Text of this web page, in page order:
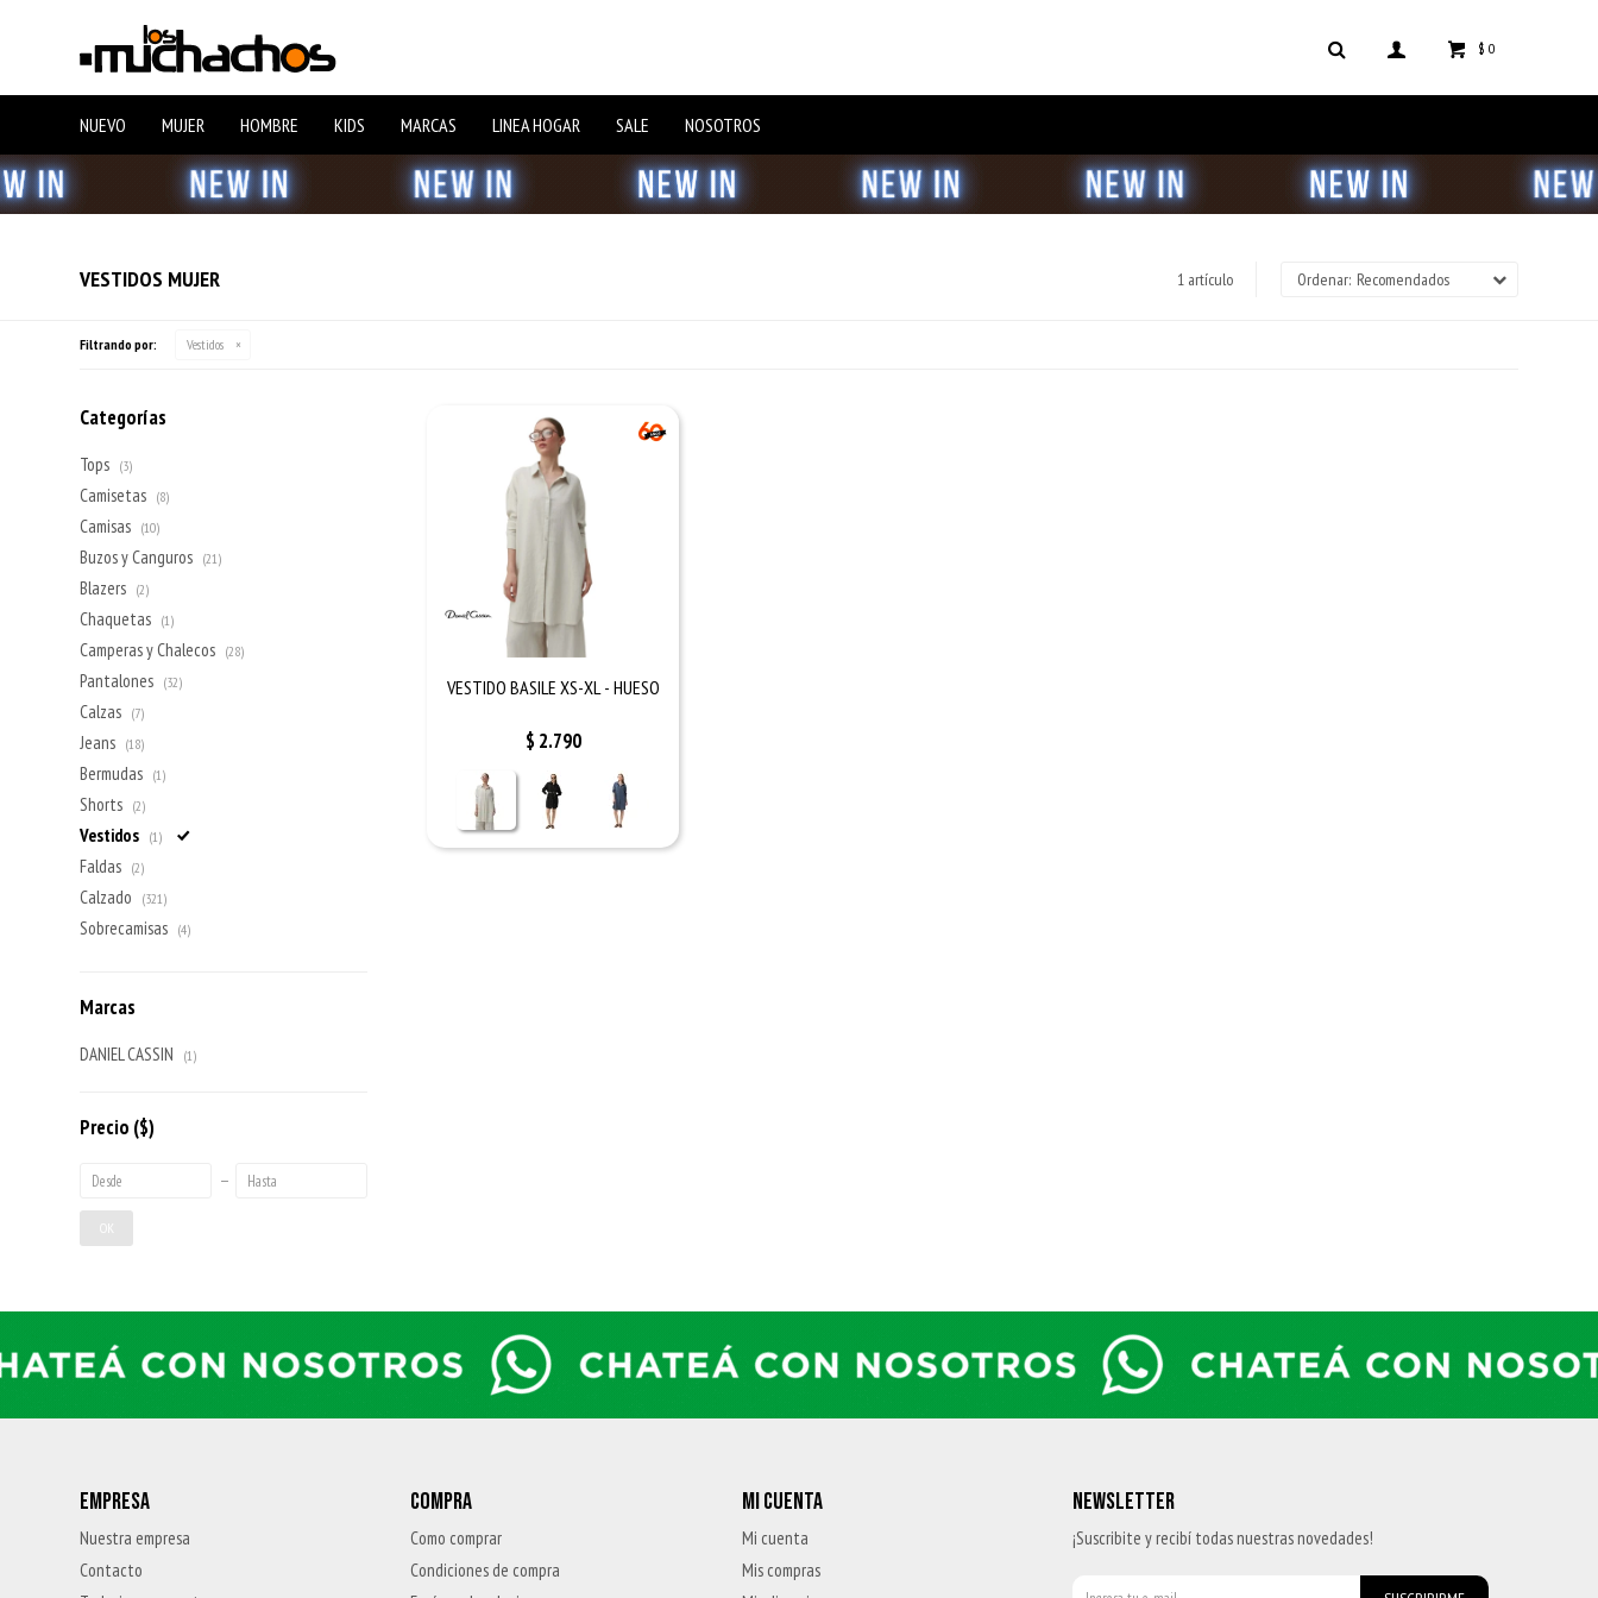
NUEVO MUJER HOMBRE KIDS MARCAS LINEA HOGAR SALE NOSOTROS
$ 0
VESTIDOS MUJER 1 artículo Recomendados
Filtrando por: Vestidos
VESTIDO BASILE XS-XL - HUESO
$ 2.790
Categorías
Tops (3)
Camisetas (8)
Camisas (10)
Buzos y Canguros (21)
Blazers (2)
Chaquetas (1)
Camperas y Chalecos (28)
Pantalones (32)
Calzas (7)
Jeans (18)
Bermudas (1)
Shorts (2)
Vestidos (1)
Faldas (2)
Calzado (321)
Sobrecamisas (4)
Marcas
DANIEL CASSIN (1)
Precio ($)
OK
EMPRESA
Nuestra empresa
Contacto
COMPRA
Como comprar
Condiciones de compra
MI CUENTA
Mi cuenta
Mis compras
NEWSLETTER
¡Suscribite y recibí todas nuestras novedades!